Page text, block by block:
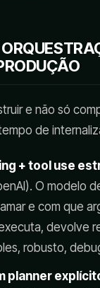
e não só
de
+ tool use
O modelo
e com que
devolve
robusto,
planner